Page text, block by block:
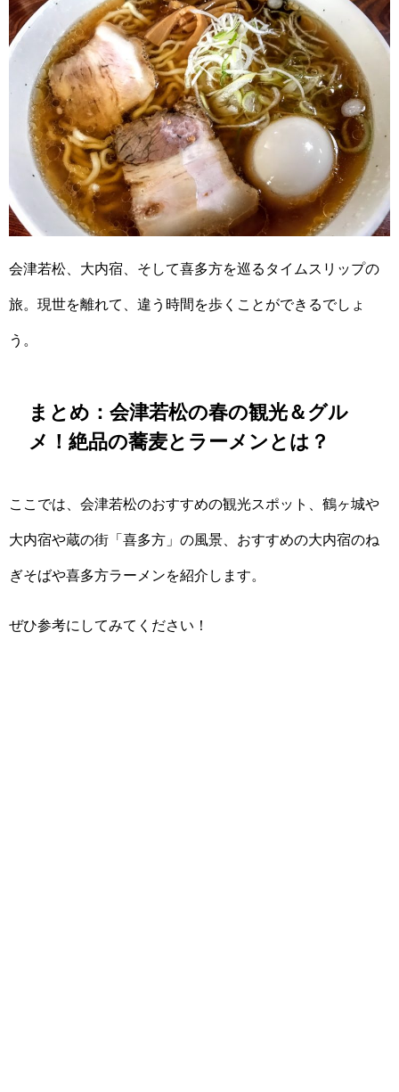
会津若松、大内宿、そして喜多方を巡るタイムスリップの
旅。現世を離れて、違う時間を歩くことができるでしょ
う。
まとめ：会津若松の春の観光＆グル
メ！絶品の蕎麦とラーメンとは？
ここでは、会津若松のおすすめの観光スポット、鶴ヶ城や
大内宿や蔵の街「喜多方」の風景、おすすめの大内宿のね
ぎそばや喜多方ラーメンを紹介します。
ぜひ参考にしてみてください！